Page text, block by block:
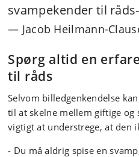
svampekender til råds-
Jacob Heilmann-
Spørg altid en
til råds
Selvom billedgenkendelse
til at skelne mellem giftige og
vigtigt at understrege, at den
- Du må aldrig spise en